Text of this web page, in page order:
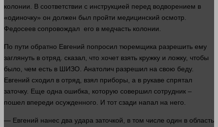
колонии. В соответствии с инструкцией перед водворением в
«одиночку» он должен был пройти медицинский осмотр
Федосеев сопровождал его в медчасть колонии.
По пути обратно Евгений попросил тюремщика разрешить ему
заглянуть в отряд. сказал , что хочет взять кружку и ложку, чтобы
было, чем есть в ШИЗО. Анатолич разрешил на свою беду.
Евгений сходил в отряд, взял приборы, а в рукаве спрятал
заточку. Еще одна ошибка, которую совершил сотрудник –
пошел впереди осужденного. И тот сзади напал на него.
— Евгений нанес два удара заточкой, в том числе один в область